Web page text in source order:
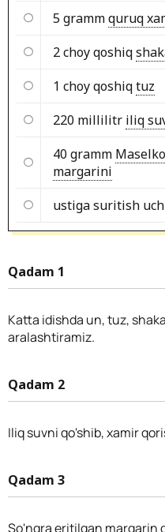
5 grammquruq
2 choy qoshiq
1 choy qoshiqtuz
220 millilitr iliq
40 gramm
margarini
ustiga suritish
Qadam 1
Katta idishda un, tuz,
aralashtiramiz.
Qadam 2
Iliq suvni qo'shib, xamir
Qadam 3
So'ngra eritilgan margarin